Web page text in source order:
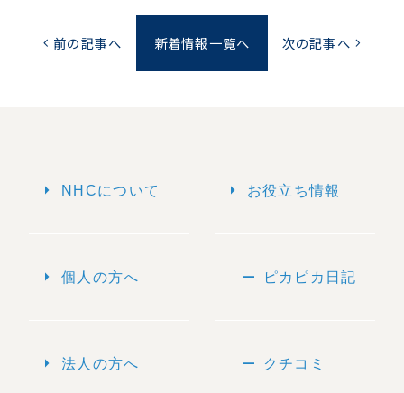
chevron_left 前の記事へ 新着情報一覧へ 次の記事へ chevron_right
arrow_right NHCについて
arrow_right 個人の方へ
arrow_right 法人の方へ
arrow_right お役立ち情報
remove ピカピカ日記
remove クチコミ